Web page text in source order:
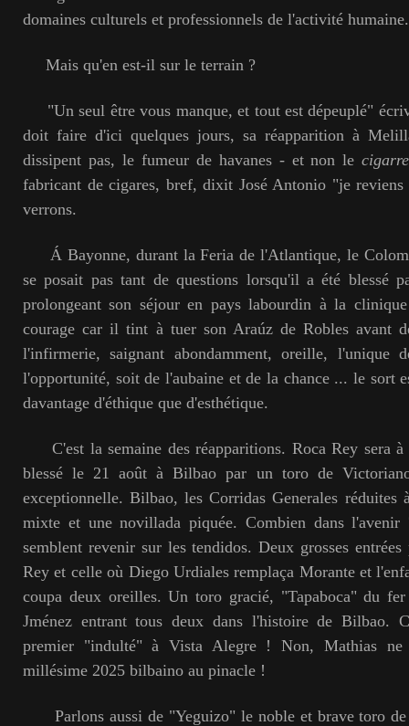
domaines culturels et professionnels de l'activité humaine.
Mais qu'en est-il sur le terrain ?
"Un seul être vous manque, et tout est dépeuplé"
doit faire d'ici quelques jours, sa réapparition à
dissipent pas, le fumeur de havanes - et non le
fabricant de cigares, bref, dixit José Antonio "je reviens
verrons.
Á Bayonne, durant la Feria de l'Atlantique, le
se posait pas tant de questions lorsqu'il a été blessé
prolongeant son séjour en pays labourdin à la
courage car il tint à tuer son Araúz de Robles avant
l'infirmerie, saignant abondamment, oreille, l'unique
l'opportunité, soit de l'aubaine et de la chance ... le sort
davantage d'éthique que d'esthétique.
C'est la semaine des réapparitions. Roca Rey sera à
blessé le 21 août à Bilbao par un toro de
exceptionnelle. Bilbao, les Corridas Generales réduites
mixte et une novillada piquée. Combien dans
semblent revenir sur les tendidos. Deux grosses
Rey et celle où Diego Urdiales remplaça Morante et
coupa deux oreilles. Un toro gracié, "Tapaboca" du
Jménez entrant tous deux dans l'histoire de Bilbao.
premier "indulté" à Vista Alegre ! Non, Mathias
millésime 2025 bilbaino au pinacle !
Parlons aussi de "Yeguizo" le noble et brave toro de